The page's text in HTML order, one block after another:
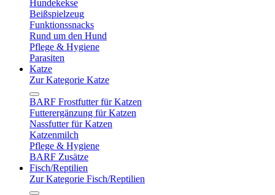
Hundekekse
Beißspielzeug
Funktionssnacks
Rund um den Hund
Pflege & Hygiene
Parasiten
Katze
Zur Kategorie Katze
BARF Frostfutter für Katzen
Futterergänzung für Katzen
Nassfutter für Katzen
Katzenmilch
Pflege & Hygiene
BARF Zusätze
Fisch/Reptilien
Zur Kategorie Fisch/Reptilien